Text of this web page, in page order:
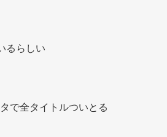
るらしい
で全タイトルついとる